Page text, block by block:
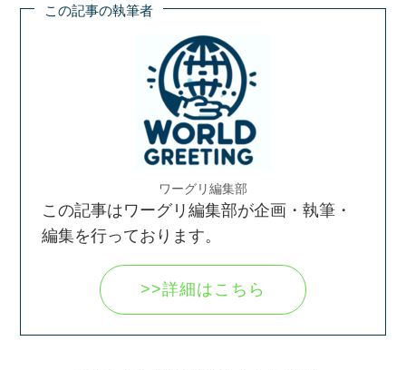
この記事の執筆者
ワーグリ編集部
この記事はワーグリ編集部が企画・執筆・
編集を行っております。
>>詳細はこちら